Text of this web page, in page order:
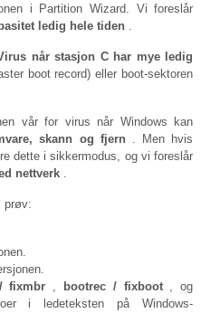
i Partition Wizard. Vi foreslår
ledig hele tiden.
når stasjon C har mye ledig
boot record) eller boot-sektoren
vår for virus når Windows kan
skann og fjern. Men hvis
dette i sikkermodus, og vi foreslår
nettverk.
prøv:
fixmbr bootrec / fixboot, og
i ledeteksten på Windows-